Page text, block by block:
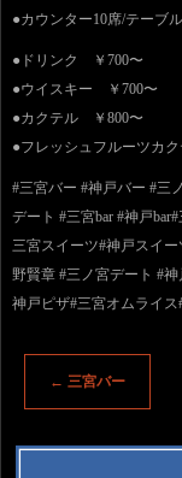
●カウンター10席/テーブ
●ドリンク ￥700〜
●ウイスキー ￥700〜
●カクテル ￥800〜
●フレッシュフルーツカ
#三宮バー #神戸バー #三
デート #三宮bar #神戸
三宮スイーツ#神戸スイ
野賢章 #三ノ宮デート #
神戸ピザ#三宮オムライス
← 三宮バー